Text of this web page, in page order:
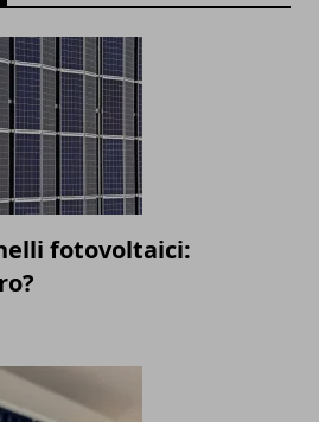
fotovoltaici: